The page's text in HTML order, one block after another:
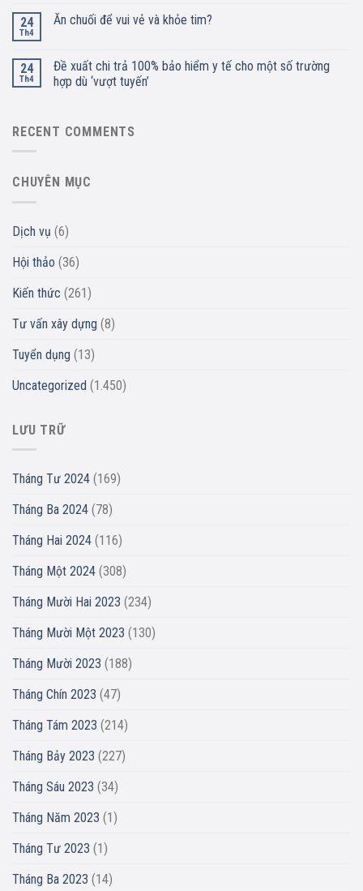
24
Th4
Ăn chuối để vui vẻ và khỏe tim?
24
Th4
Đề xuất chi trả 100% bảo hiểm y tế cho một số trường
hợp dù ‘vượt tuyến’
RECENT COMMENTS
CHUYÊN MỤC
Dịch vụ (6)
Hội thảo (36)
Kiến thức (261)
Tư vấn xây dựng (8)
Tuyển dụng (13)
Uncategorized (1.450)
LƯU TRỮ
Tháng Tư 2024 (169)
Tháng Ba 2024 (78)
Tháng Hai 2024 (116)
Tháng Một 2024 (308)
Tháng Mười Hai 2023 (234)
Tháng Mười Một 2023 (130)
Tháng Mười 2023 (188)
Tháng Chín 2023 (47)
Tháng Tám 2023 (214)
Tháng Bảy 2023 (227)
Tháng Sáu 2023 (34)
Tháng Năm 2023 (1)
Tháng Tư 2023 (1)
Tháng Ba 2023 (14)